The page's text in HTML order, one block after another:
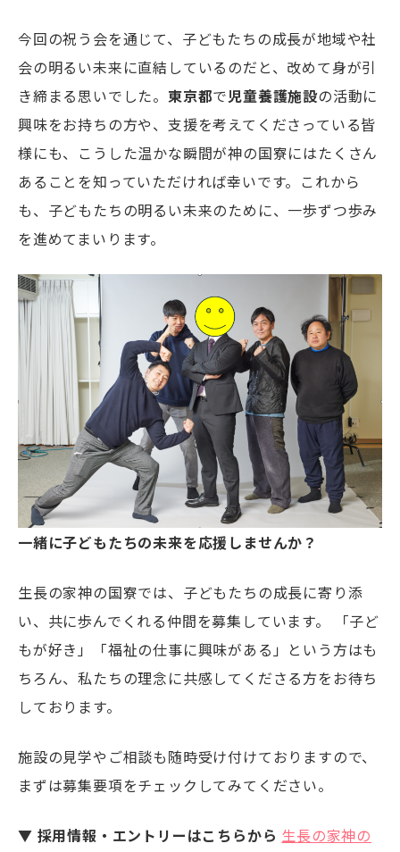
今回の祝う会を通じて、子どもたちの成長が地域や社
会の明るい未来に直結しているのだと、改めて身が引
き締まる思いでした。 東京都で児童養護施設の活動に
興味をお持ちの方や、支援を考えてくださっている皆
様にも、こうした温かな瞬間が神の国寮にはたくさん
あることを知っていただければ幸いです。これから
も、子どもたちの明るい未来のために、一歩ずつ歩み
を進めてまいります。
一緒に子どもたちの未来を応援しませんか？
生長の家神の国寮では、子どもたちの成長に寄り添
い、共に歩んでくれる仲間を募集しています。 「子ど
もが好き」「福祉の仕事に興味がある」という方はも
ちろん、私たちの理念に共感してくださる方をお待ち
しております。
施設の見学やご相談も随時受け付けておりますので、
まずは募集要項をチェックしてみてください。
▼ 採用情報・エントリーはこちらから 生長の家神の